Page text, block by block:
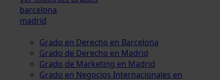
barcelona
madrid
Grado en Derecho en Barcelona
Grado de Derecho en Madrid
Grado de Marketing en Madrid
Grado en Negocios Internacionales en